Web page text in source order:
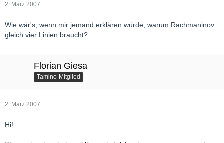
2. März 2007
Wie wär's, wenn mir jemand erklären würde, warum Rachmaninov
gleich vier Linien braucht?
Florian Giesa
Tamino-Mitglied
2. März 2007
Hi!